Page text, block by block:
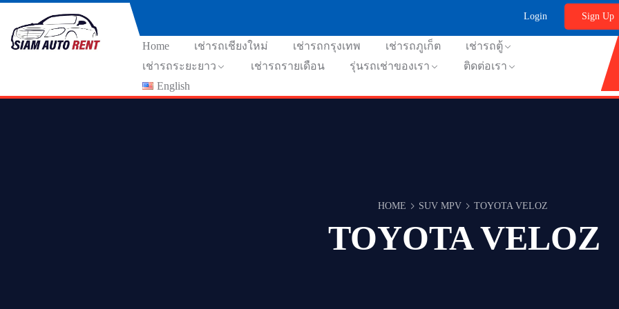
Login Sign Up
Home เช่ารถเชียงใหม่ เช่ารถกรุงเทพ เช่ารถภูเก็ต
เช่ารถตู้
เช่ารถระยะยาว
เช่ารถรายเดือน รุ่นรถเช่าของเรา
ติดต่อเรา
English
HOME SUV MPV TOYOTA VELOZ
TOYOTA VELOZ